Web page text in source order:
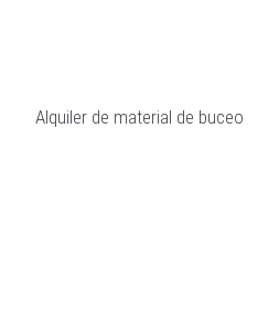
Alquiler de material de buceo